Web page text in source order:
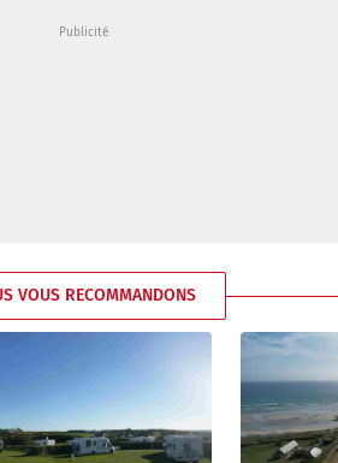
VOUS RECOMMANDONS